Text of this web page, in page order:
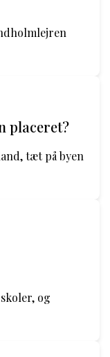
placeret?
tæt på byen
og